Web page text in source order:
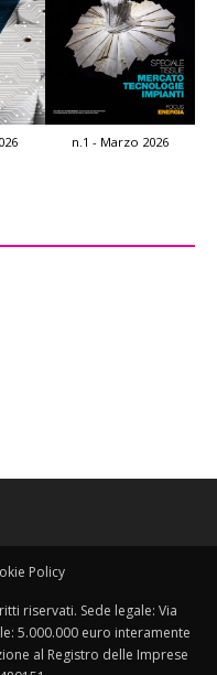
n.1 - Marzo 2026
Policy
riservati. Sede legale: Via
5.000.000 euro interamente
al Registro delle Imprese